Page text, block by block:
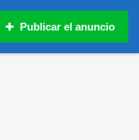
Publicar el anuncio